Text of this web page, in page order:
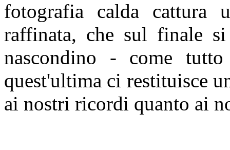
fotografia calda cattura
raffinata, che sul finale
nascondino - come
quest'ultima ci restituisce
ai nostri ricordi quanto ai